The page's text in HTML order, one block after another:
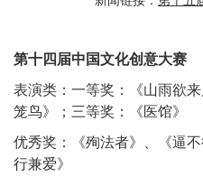
第十四届中国文化创意大赛
表演类：一等奖：《山雨欲
笼鸟》；三等奖：《医馆》
优秀奖：《殉法者》、《逼
行兼爱》